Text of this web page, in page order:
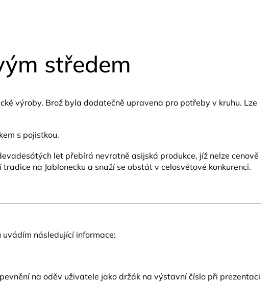
středem
výroby. Brož byla dodatečně upravena pro potřeby v kruhu. Lze
s pojistkou.
let přebírá nevratně asijská produkce, jíž nelze cenově
na Jablonecku a snaží se obstát v celosvětové konkurenci.
následující informace:
na oděv uživatele jako držák na výstavní číslo při prezentaci